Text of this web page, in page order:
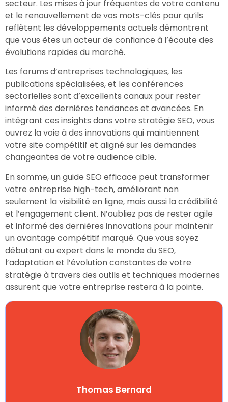
secteur. Les mises à jour fréquentes de votre contenu
et le renouvellement de vos mots-clés pour qu’ils
reflètent les développements actuels démontrent
que vous êtes un acteur de confiance à l’écoute des
évolutions rapides du marché.
Les forums d’entreprises technologiques, les
publications spécialisées, et les conférences
sectorielles sont d’excellents canaux pour rester
informé des dernières tendances et avancées. En
intégrant ces insights dans votre stratégie SEO, vous
ouvrez la voie à des innovations qui maintiennent
votre site compétitif et aligné sur les demandes
changeantes de votre audience cible.
En somme, un guide SEO efficace peut transformer
votre entreprise high-tech, améliorant non
seulement la visibilité en ligne, mais aussi la crédibilité
et l’engagement client. N’oubliez pas de rester agile
et informé des dernières innovations pour maintenir
un avantage compétitif marqué. Que vous soyez
débutant ou expert dans le monde du SEO,
l’adaptation et l’évolution constantes de votre
stratégie à travers des outils et techniques modernes
assurent que votre entreprise restera à la pointe.
Thomas Bernard